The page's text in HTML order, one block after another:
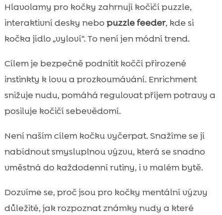
 Nejčastější chyby při používání hlavolamů
a jak se jim vyhnout

Hlavolamy pro koťata, dospělé i seniory:
 Hlavolamy při dietě a krmení: chytré
dávkování pamlsků bez přejídání

Jak do rutiny přirozeně zapojíme krmivo
stelivo praktický parťák při mentální
zábavě
kombinace hlavolamů, lovu a odpočinku
Závěr
FAQ
Hlavolamy pro kočky zahrnují kočičí puzzle,
interaktivní desky nebo puzzle feeder, kde si
kočka jídlo „vyloví“. To není jen módní trend.
Cílem je bezpečně podnítit koččí přirozené
instinkty k lovu a prozkoumávání. Enrichment
snižuje nudu, pomáhá regulovat příjem potravy a
posiluje kočičí sebevědomí.
Není naším cílem kočku vyčerpat. Snažíme se jí
nabídnout smysluplnou výzvu, která se snadno
vměstná do každodenní rutiny, i v malém bytě.
Dozvíme se, proč jsou pro kočky mentální výzvy
důležité, jak rozpoznat známky nudy a které